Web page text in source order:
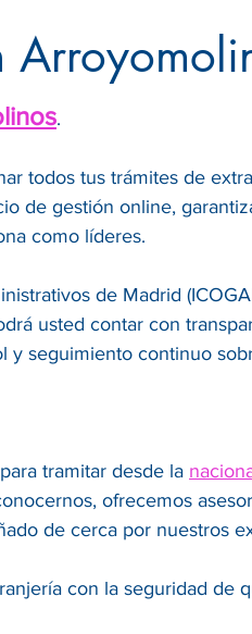
.
todos tus trámites de
de gestión online,
como líderes.
de Madrid
usted contar con
seguimiento continuo
tramitar desde la
ofrecemos
de cerca por nuestros
con la seguridad de